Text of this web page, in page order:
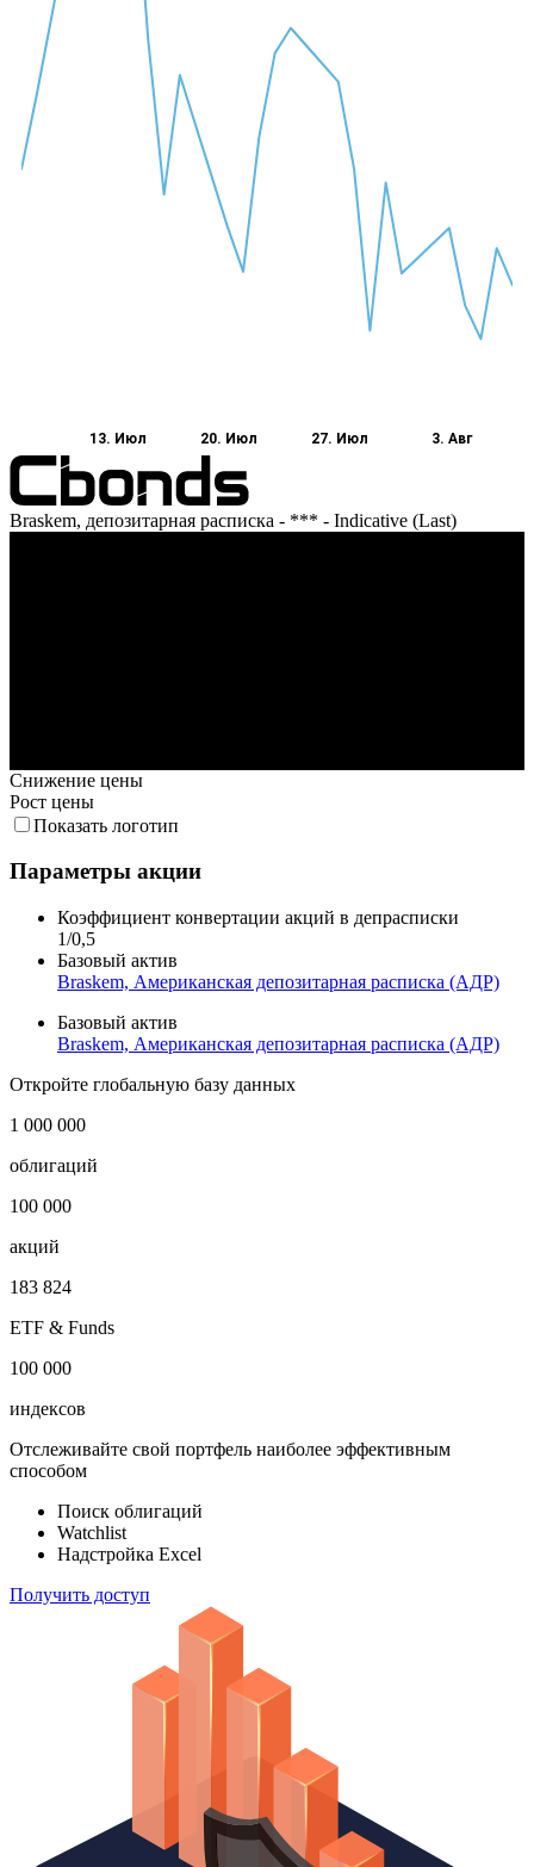
13. Июл 20. Июл 27. Июл 3. Авг
Braskem, депозитарная расписка - *** - Indicative (Last)
Снижение цены
Рост цены
Показать логотип
Параметры акции
Коэффициент конвертации акций в депрасписки
1/0,5
Базовый актив
Braskem, Американская депозитарная расписка (АДР)
Базовый актив
Braskem, Американская депозитарная расписка (АДР)
Откройте глобальную базу данных
1 000 000
облигаций
100 000
акций
183 824
ETF & Funds
100 000
индексов
Отслеживайте свой портфель наиболее эффективным
способом
Поиск облигаций
Watchlist
Надстройка Excel
Получить доступ